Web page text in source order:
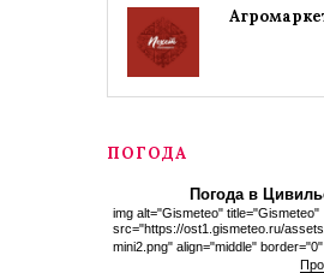
ПОГОДА
Погода в
img alt="Gismeteo" title="Gismeteo"
src="https://ost1.gismeteo.ru/
mini2.png" align="middle"